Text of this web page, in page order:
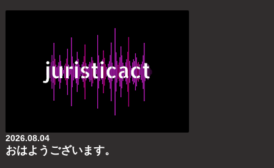
2026.08.04
おはようございます。